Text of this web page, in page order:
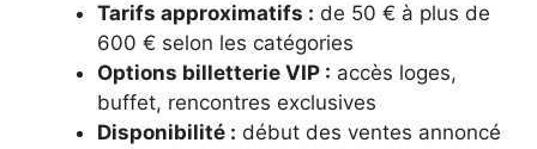
Tarifs approximatifs : de 50 € à plus de
600 € selon les catégories
Options billetterie VIP : accès loges,
buffet, rencontres exclusives
Disponibilité : début des ventes annoncé